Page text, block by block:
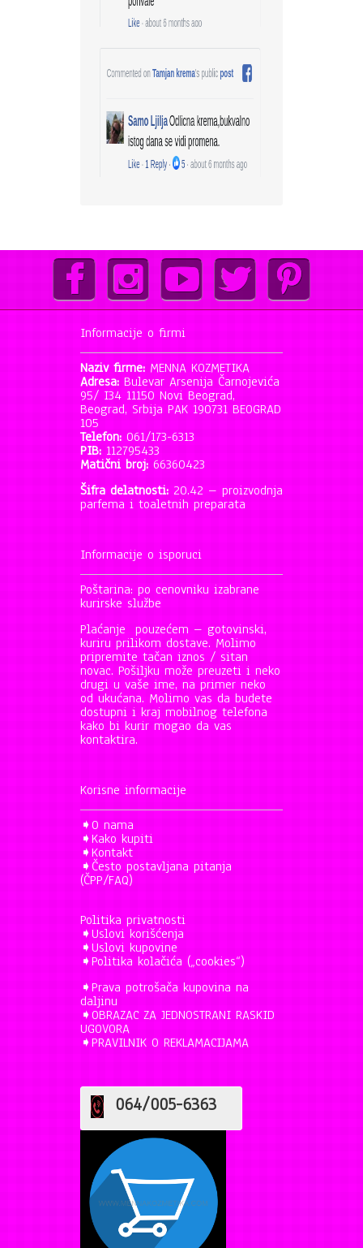
Informacije o firmi
Naziv firme: MENNA KOZMETIKA
Adresa: Bulevar Arsenija Čarnojevića
95/ I34 11150 Novi Beograd,
Beograd, Srbija PAK 190731 BEOGRAD
105
Telefon: 061/173-6313
PIB: 112795433
Matični broj: 66360423
Šifra delatnosti: 20.42 – proizvodnja
parfema i toaletnih preparata
Informacije o isporuci
Poštarina: po cenovniku izabrane
kurirske službe
Plaćanje pouzećem – gotovinski,
kuriru prilikom dostave. Molimo
pripremite tačan iznos / sitan
novac. Pošiljku može preuzeti i neko
drugi u vaše ime, na primer neko
od ukućana. Molimo vas da budete
dostupni i kraj mobilnog telefona
kako bi kurir mogao da vas
kontaktira.
Korisne informacije
➧O nama
➧Kako kupiti
➧Kontakt
➧Često postavljana pitanja
(ČPP/FAQ)
Politika privatnosti
➧Uslovi korišćenja
➧Uslovi kupovine
➧Politika kolačića („cookies“)
➧Prava potrošača kupovina na
daljinu
➧OBRAZAC ZA JEDNOSTRANI RASKID
UGOVORA
➧PRAVILNIK O REKLAMACIJAMA
064/005-6363